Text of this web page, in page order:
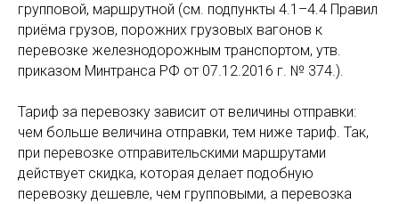
групповой, маршрутной (см. подпункты 4.1–4.4 Правил
приёма грузов, порожних грузовых вагонов к
перевозке железнодорожным транспортом, утв.
приказом Минтранса РФ от 07.12.2016 г. № 374.).
Тариф за перевозку зависит от величины отправки:
чем больше величина отправки, тем ниже тариф. Так,
при перевозке отправительскими маршрутами
действует скидка, которая делает подобную
перевозку дешевле, чем групповыми, а перевозка